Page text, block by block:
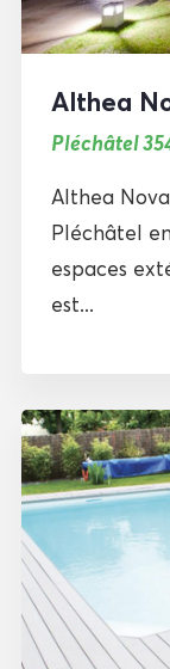
Althea
Pléchâtel
Althea
Pléchâtel
espaces
est...